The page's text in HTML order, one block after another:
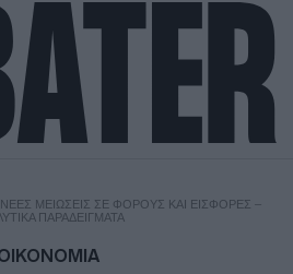
ΝΈΕΣ ΜΕΙΏΣΕΙΣ ΣΕ ΦΌΡΟΥΣ ΚΑΙ ΕΙΣΦΟΡΈΣ –
ΠΑΡΑΔΕΊΓΜΑΤΑ